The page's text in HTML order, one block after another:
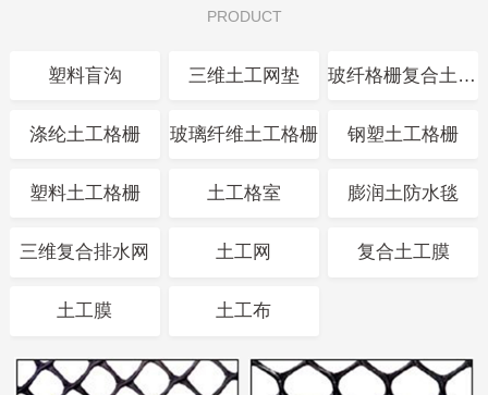
PRODUCT
塑料盲沟 三维土工网垫 玻纤格栅复合土工布
涤纶土工格栅 玻璃纤维土工格栅 钢塑土工格栅
塑料土工格栅 土工格室 膨润土防水毯
三维复合排水网 土工网 复合土工膜
土工膜 土工布